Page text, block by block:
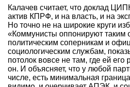
Калачев считает, что доклад
актив КПРФ, и на власть, и на
Но точно не на широкие круги
«Коммунисты оппонируют таким
политическим соперникам и
социологическим службам,
потолок вовсе не там, где ей его
он. И объясняет, что у любой
числе, есть минимальная